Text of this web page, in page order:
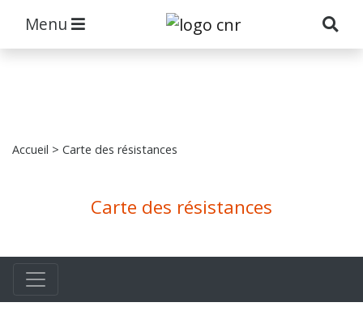
Menu
Accueil > Carte des résistances
Carte des résistances